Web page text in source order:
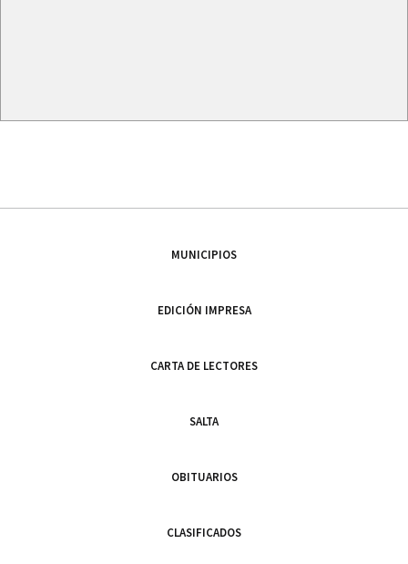
MUNICIPIOS
EDICIÓN IMPRESA
CARTA DE LECTORES
SALTA
OBITUARIOS
CLASIFICADOS